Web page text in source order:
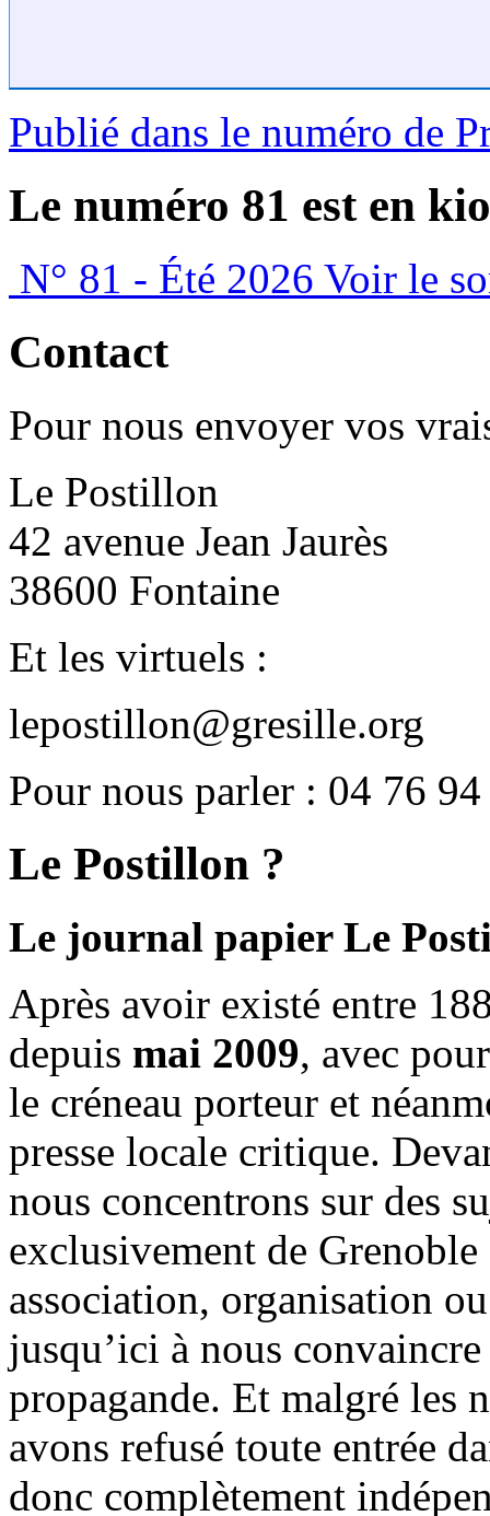
Publié dans le numéro de
Le numéro 81 est en
N° 81 - Été 2026 Voir le
Contact
Pour nous envoyer vos
Le Postillon
42 avenue Jean Jaurès
38600 Fontaine
Et les virtuels :
lepostillon@gresille.org
Pour nous parler : 04 76
Le Postillon ?
Le journal papier Le
Après avoir existé entre
depuis mai 2009, avec
le créneau porteur et
presse locale critique.
nous concentrons sur des
exclusivement de
association, organisation
jusqu’ici à nous
propagande. Et malgré les
avons refusé toute entrée
donc complètement